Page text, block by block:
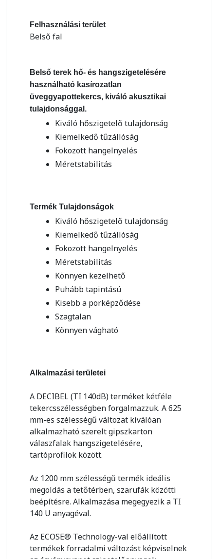
Felhasználási terület
Belső fal
Belső terek hő- és hangszigetelésére
használható kasírozatlan
üveggyapottekercs, kiváló akusztikai
tulajdonsággal.
Kiváló hőszigetelő tulajdonság
Kiemelkedő tűzállóság
Fokozott hangelnyelés
Méretstabilitás
Termék Tulajdonságok
Kiváló hőszigetelő tulajdonság
Kiemelkedő tűzállóság
Fokozott hangelnyelés
Méretstabilitás
Könnyen kezelhető
Puhább tapintású
Kisebb a porképződése
Szagtalan
Könnyen vágható
Alkalmazási területei
A DECIBEL (TI 140dB) terméket kétféle
tekercsszélességben forgalmazzuk. A 625
mm-es szélességű változat kiválóan
alkalmazható szerelt gipszkarton
válaszfalak hangszigetelésére,
tartóprofilok között.
Az 1200 mm szélességű termék ideális
megoldás a tetőtérben, szarufák közötti
beépítésre. Alkalmazása megegyezik a TI
140 U anyagéval.
Az ECOSE® Technology-val előállított
termékek forradalmi változást képviselnek